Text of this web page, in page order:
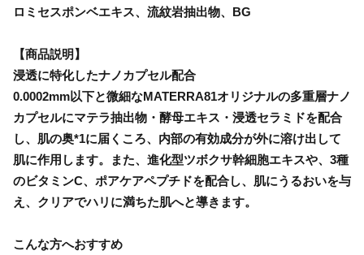
ロミセスポンベエキス、流紋岩抽出物、BG
【商品説明】
浸透に特化したナノカプセル配合
0.0002mm以下と微細なMATERRA81オリジナルの多重層ナノ
カプセルにマテラ抽出物・酵母エキス・浸透セラミドを配合
し、肌の奥*1に届くころ、内部の有効成分が外に溶け出して
肌に作用します。また、進化型ツボクサ幹細胞エキスや、3種
のビタミンC、ポアケアペプチドを配合し、肌にうるおいを与
え、クリアでハリに満ちた肌へと導きます。
こんな方へおすすめ